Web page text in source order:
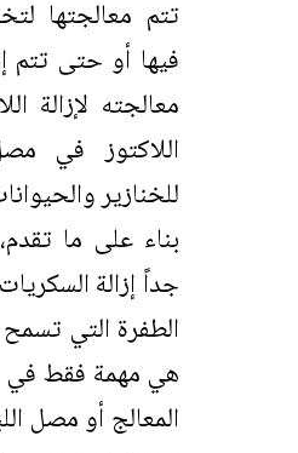
تتم معالجتها
فيها أو حتى تتم
معالجته لإزالة
اللاكتوز في
للخنازير
بناء على ما
جداً إزالة
الطفرة التي
هي مهمة فقط في
المعالج أو مصل